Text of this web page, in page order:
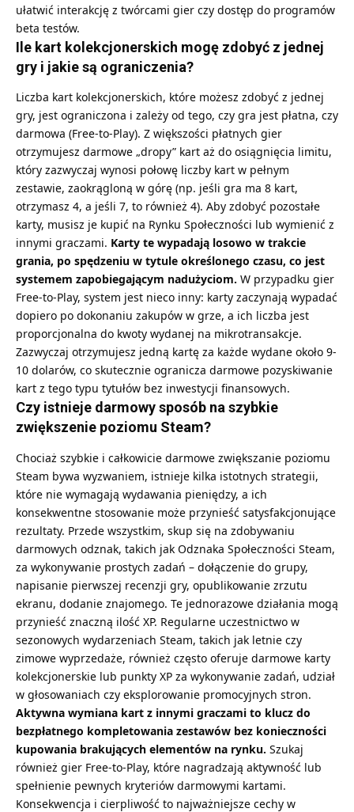
ułatwić interakcję z twórcami gier czy dostęp do programów
beta testów.
Ile kart kolekcjonerskich mogę zdobyć z jednej
gry i jakie są ograniczenia?
Liczba kart kolekcjonerskich, które możesz zdobyć z jednej
gry, jest ograniczona i zależy od tego, czy gra jest płatna, czy
darmowa (Free-to-Play). Z większości płatnych gier
otrzymujesz darmowe „dropy” kart aż do osiągnięcia limitu,
który zazwyczaj wynosi połowę liczby kart w pełnym
zestawie, zaokrągloną w górę (np. jeśli gra ma 8 kart,
otrzymasz 4, a jeśli 7, to również 4). Aby zdobyć pozostałe
karty, musisz je kupić na Rynku Społeczności lub wymienić z
innymi graczami. Karty te wypadają losowo w trakcie
grania, po spędzeniu w tytule określonego czasu, co jest
systemem zapobiegającym nadużyciom. W przypadku gier
Free-to-Play, system jest nieco inny: karty zaczynają wypadać
dopiero po dokonaniu zakupów w grze, a ich liczba jest
proporcjonalna do kwoty wydanej na mikrotransakcje.
Zazwyczaj otrzymujesz jedną kartę za każde wydane około 9-
10 dolarów, co skutecznie ogranicza darmowe pozyskiwanie
kart z tego typu tytułów bez inwestycji finansowych.
Czy istnieje darmowy sposób na szybkie
zwiększenie poziomu Steam?
Chociaż szybkie i całkowicie darmowe zwiększanie poziomu
Steam bywa wyzwaniem, istnieje kilka istotnych strategii,
które nie wymagają wydawania pieniędzy, a ich
konsekwentne stosowanie może przynieść satysfakcjonujące
rezultaty. Przede wszystkim, skup się na zdobywaniu
darmowych odznak, takich jak Odznaka Społeczności Steam,
za wykonywanie prostych zadań – dołączenie do grupy,
napisanie pierwszej recenzji gry, opublikowanie zrzutu
ekranu, dodanie znajomego. Te jednorazowe działania mogą
przynieść znaczną ilość XP. Regularne uczestnictwo w
sezonowych wydarzeniach Steam, takich jak letnie czy
zimowe wyprzedaże, również często oferuje darmowe karty
kolekcjonerskie lub punkty XP za wykonywanie zadań, udział
w głosowaniach czy eksplorowanie promocyjnych stron.
Aktywna wymiana kart z innymi graczami to klucz do
bezpłatnego kompletowania zestawów bez konieczności
kupowania brakujących elementów na rynku. Szukaj
również gier Free-to-Play, które nagradzają aktywność lub
spełnienie pewnych kryteriów darmowymi kartami.
Konsekwencja i cierpliwość to najważniejsze cechy w